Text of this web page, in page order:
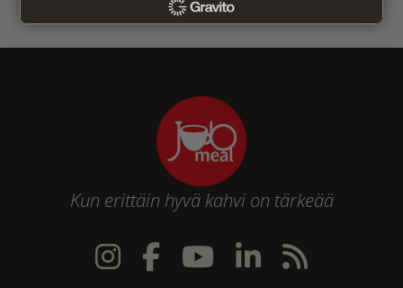
Kun erittäin hyvä kahvi on tärkeää